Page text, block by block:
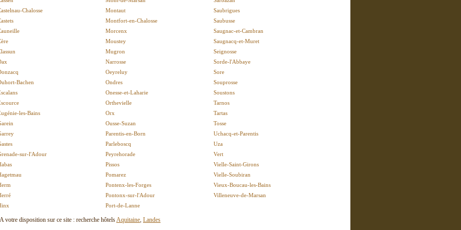
Chalosse
Bachen
les-Bains
sur-l'Adour
Montaut
Montfort-en-Chalosse
Morcenx
Moustey
Mugron
Narrosse
Oeyreluy
Ondres
Onesse-et-Laharie
Orthevielle
Orx
Ousse-Suzan
Parentis-en-Born
Parleboscq
Peyrehorade
Pissos
Pomarez
Pontenx-les-Forges
Pontonx-sur-l'Adour
Port-de-Lanne
Saubrigues
Saubusse
Saugnac-et-Cambran
Saugnacq-et-Muret
Seignosse
Sorde-l'Abbaye
Sore
Souprosse
Soustons
Tarnos
Tartas
Tosse
Uchacq-et-Parentis
Uza
Vert
Vielle-Saint-Girons
Vielle-Soubiran
Vieux-Boucau-les-Bains
Villeneuve-de-Marsan
A votre disposition sur ce site : recherche hôtelsAquitaine, Landes